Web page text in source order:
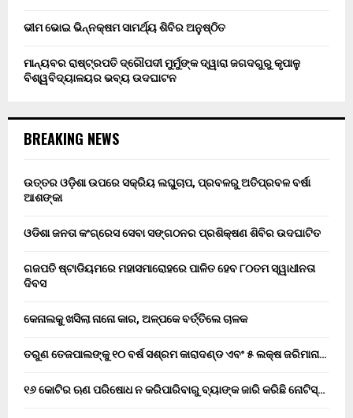
ଭୀମ ଭୋଇ ଭିନ୍ନକ୍ଷମ ସାମର୍ଥ୍ୟ ଶିବିର ଅନୁଷ୍ଠିତ
ମାନ୍ୟବର ରାଷ୍ଟ୍ରପତି ଦ୍ରୌପଦୀ ମୁର୍ମୁଙ୍କ ଦ୍ୱାରା ଜଗଦଗୁରୁ କୃପାଳୁ
ବିଶ୍ୱବିଦ୍ୟାଳୟର ଭବ୍ୟ ଉଦଘାଟନ
BREAKING NEWS
ଉତ୍ତର ଓଡ଼ିଶା ଉପରେ ସକ୍ରିୟ ଲଘୁଚାପ, ପ୍ରବଳରୁ ଅତିପ୍ରବଳ ବର୍ଷା
ଆଶଙ୍କା
ଓଡିଶା ଜନତା କଂଗ୍ରେସ ସେବା ସଙ୍ଗଠନର ପ୍ରଶିକ୍ଷଣ ଶିବିର ଉଦଘାଟିତ
ଗଜପତି ଷ୍ଟାଡିୟମରେ ମହାସମାରୋହରେ ପାଳିତ ହେବ ୮୦ତମ ସ୍ୱାଧୀନତା
ଦିବସ
କେନାଲକୁ ଖସିଲା ନାନୋ କାର, ଅଳ୍ପକେ ବର୍ତ୍ତିଲେ ଚାଳକ
ତରୁଣ ତେଜପାଲଙ୍କୁ ୧୦ ବର୍ଷ ସଶ୍ରମ କାରାଦଣ୍ଡ ଏବଂ ₹୫ ଲକ୍ଷ ଜରିମାନା…
୧୬ କୋଟିର ଋଣ ପରିଷୋଧ ନ କରିପାରିବାରୁ ବ୍ୟାଙ୍କ ଜାରି କରିଛି ନୋଟିସ୍…